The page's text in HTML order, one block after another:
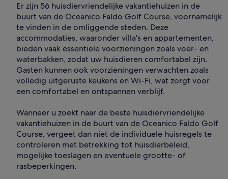
Er zijn 56 huisdiervriendelijke vakantiehuizen in de
buurt van de Oceanico Faldo Golf Course, voornamelijk
te vinden in de omliggende steden. Deze
accommodaties, waaronder villa's en appartementen,
bieden vaak essentiële voorzieningen zoals voer- en
waterbakken, zodat uw huisdieren comfortabel zijn.
Gasten kunnen ook voorzieningen verwachten zoals
volledig uitgeruste keukens en Wi-Fi, wat zorgt voor
een comfortabel en ontspannen verblijf.
Wanneer u zoekt naar de beste huisdiervriendelijke
vakantiehuizen in de buurt van de Oceanico Faldo Golf
Course, vergeet dan niet de individuele huisregels te
controleren met betrekking tot huisdierbeleid,
mogelijke toeslagen en eventuele grootte- of
rasbeperkingen.